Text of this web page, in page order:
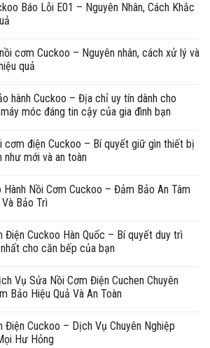
Báo Lỗi E01 – Nguyên Nhân, Cách Khắc
cơm Cuckoo – Nguyên nhân, cách xử lý và
quả
hành Cuckoo – Địa chỉ uy tín dành cho
móc đáng tin cậy của gia đình bạn
cơm điện Cuckoo – Bí quyết giữ gìn thiết bị
như mới và an toàn
Hành Nồi Cơm Cuckoo – Đảm Bảo An Tâm
Bảo Trì
Điện Cuckoo Hàn Quốc – Bí quyết duy trì
cho căn bếp của bạn
Vụ Sửa Nồi Cơm Điện Cuchen Chuyên
Bảo Hiệu Quả Và An Toàn
Điện Cuckoo – Dịch Vụ Chuyên Nghiệp
Hư Hỏng